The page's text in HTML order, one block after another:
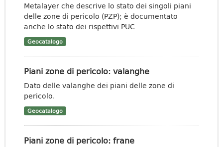
Metalayer che descrive lo stato dei singoli piani
delle zone di pericolo (PZP); è documentato
anche lo stato dei rispettivi PUC
Geocatalogo
Piani zone di pericolo: valanghe
Dato delle valanghe dei piani delle zone di
pericolo.
Geocatalogo
Piani zone di pericolo: frane